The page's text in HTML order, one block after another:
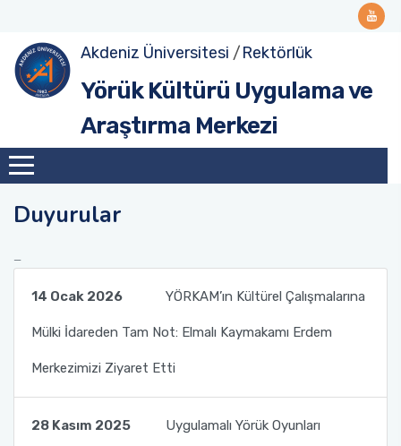
Akdeniz Üniversitesi /Rektörlük
Yörük Kültürü Uygulama ve
Araştırma Merkezi
Duyurular
14 Ocak 2026 YÖRKAM’ın Kültürel Çalışmalarına
Mülki İdareden Tam Not: Elmalı Kaymakamı Erdem
Merkezimizi Ziyaret Etti
28 Kasım 2025 Uygulamalı Yörük Oyunları
Yönetmelik
Youtube Kanalımız